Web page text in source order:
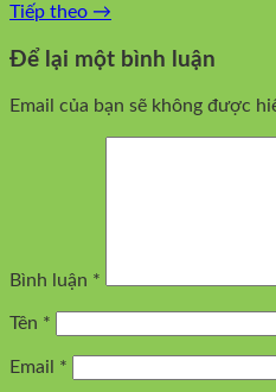
Tiếp theo →
Để lại một bình luận
Email của bạn sẽ không được
Bình luận *
Tên *
Email *